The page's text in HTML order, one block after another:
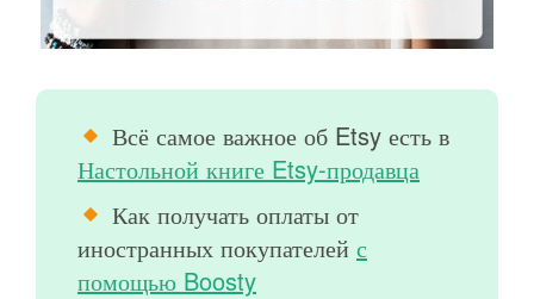
Всё самое важное об Etsy есть в
Настольной книге Etsy-продавца
Как получать оплаты от
иностранных покупателей с
помощью Boosty